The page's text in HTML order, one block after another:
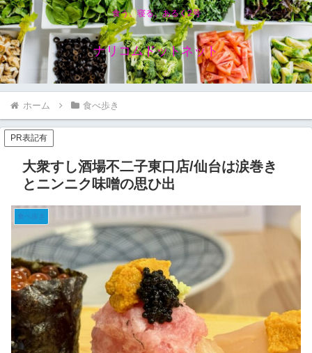
食う、寝る、あるく2号
ナリコムドットネット
ホーム 食べ歩き
PR表記有
大衆すし酒場不二子東口店/仙台は涙巻き
とニンニク味噌の思ひ出
食べ歩き